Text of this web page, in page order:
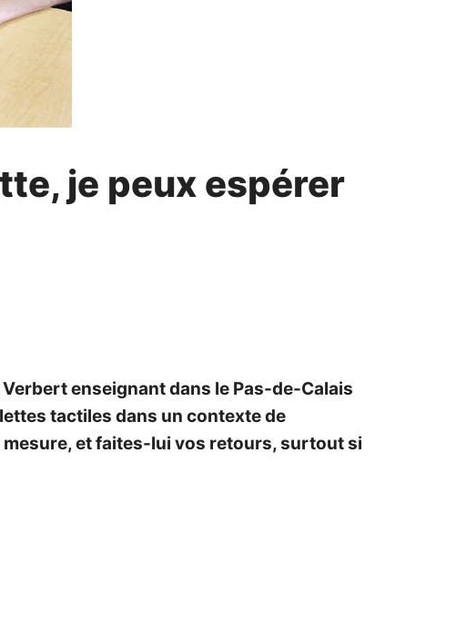
je peux espérer
enseignant dans le Pas-de-Calais
tactiles dans un contexte de
et faites-lui vos retours, surtout si